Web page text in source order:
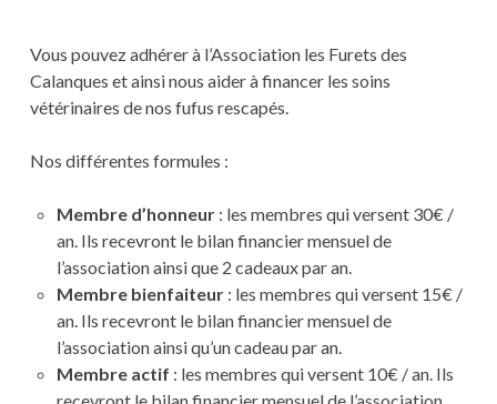
Vous pouvez adhérer à l’Association les Furets des
Calanques et ainsi nous aider à financer les soins
vétérinaires de nos fufus rescapés.
Nos différentes formules :
Membre d’honneur: les membres qui versent 30€ /
an. Ils recevront le bilan financier mensuel de
l’association ainsi que 2 cadeaux par an.
Membre bienfaiteur: les membres qui versent 15€ /
an. Ils recevront le bilan financier mensuel de
l’association ainsi qu’un cadeau par an.
Membre actif : les membres qui versent 10€ / an. Ils